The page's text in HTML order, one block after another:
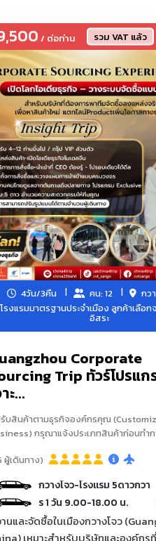
ลับARTTOY (ขายถูกกว่าช้อป)
ทอสำหรับใช้ในบ้าน พรมและผ้าท
ณฑ์กีฬา การเดินทางและสันทนา
กทั่วไป, ของใช้ในครัวเรือน, เครื่
สินค้าเทศกาล, ของขวัญและของส
เล็กทรอนิกส์สำหรับผู้บริโภคและ
K-Fashion โอปป้า
เครื่อง
องมือช่าง OEM Hardware / ไข
ยแมว/กระเป๋าเดินทาง/แพคเกจจิ้
งกระเป๋าราคาถูกตามเวบไซส์จีน
ใช้สัตว์เลี้ยง/ชามอาหารสัตว์/ขว
รื่องเขียน/ปากกาลูกลื่นแฟนซี/สมุ
รื่องมือของใช้การเกษตร/บัวรดน้
/ ต่อท่าน รวม VAT แล้ว
4วัน/3คืน คน: 12
กว
โรงแรมมาตรฐานประจำเมือง ลูกค้าเลือ
อิสระ
Corporate
Trip ทัวร์โปรแก
ะ...
บสินค้าตามธุรกิจองค์กรคุณ
กรุณาแจ้งประเภทสินค้าก่อนทำ
ผู้เดินทาง)
งโจว-โรงแรม 5ดาวกวางโจวรวม
1 วัน 9.00-18.00 น.
นและจัดซื้อในเมืองกวางโจว
เหมาะสำหรับบริษัทและองค์กร